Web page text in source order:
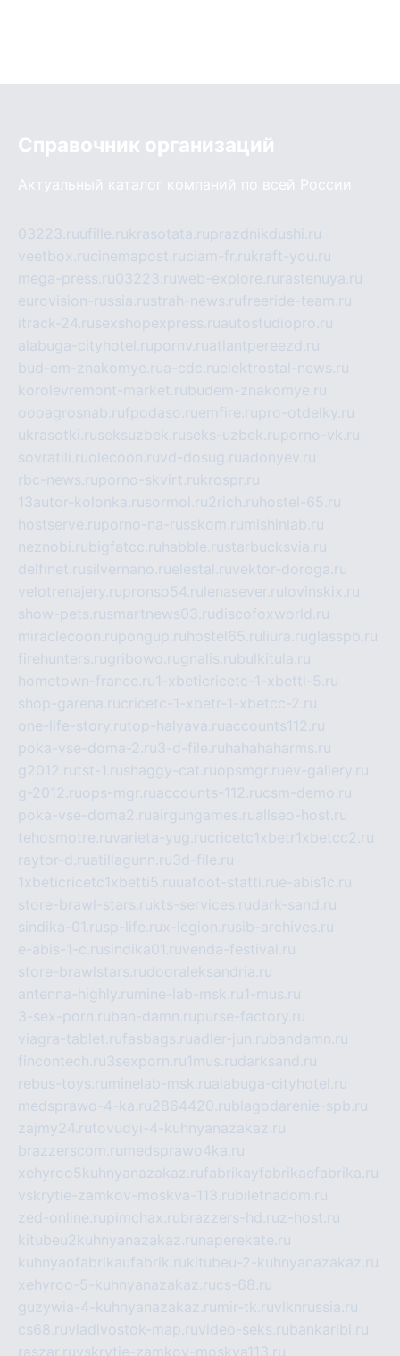
Справочник организаций
Актуальный каталог компаний по всей России
03223.ruufille.rukrasotata.ruprazdnikdushi.ru
veetbox.rucinemapost.ruciam-fr.rukraft-you.ru
mega-press.ru03223.ruweb-explore.ru rastenuya.ru
eurovision-russia.rustrah-news.rufreeride-team.ru
itrack-24.rusexshopexpress.ruautostudiopro.ru
alabuga-cityhotel.rupornv.ruatlantpereezd.ru
bud-em-znakomye.rua-cdc.ruelektrostal-news.ru
korolevremont-market.rubudem-znakomye.ru
oooagrosnab.rufpodaso.ruemfire.rupro-otdelky.ru
ukrasotki.ruseksuzbek.ruseks-uzbek.ruporno-vk.ru
sovratili.ruolecoon.ruvd-dosug.ruadonyev.ru
rbc-news.ruporno-skvirt.rukrospr.ru
13autor-kolonka.rusormol.ru2rich.ru hostel-65.ru
hostserve.ruporno-na-russkom.ru mishinlab.ru
neznobi.rubigfatcc.ru habble.rustarbucksvia.ru
delfinet.rusilvernano.ruelestal.ruvektor-doroga.ru
velotrenajery.rupronso54.ru lenasever.ru lovinskix.ru
show-pets.rusmartnews03.rudiscofoxworld.ru
miraclecoon.rupongup.ru hostel65.ru liura.ruglasspb.ru
firehunters.rugribowo.rugnalis.rubulkitula.ru
hometown-france.ru1-xbeticricetc-1-xbetti-5.ru
shop-garena.rucricetc-1-xbetr-1-xbetcc-2.ru
one-life-story.rutop-halyava.ruaccounts112.ru
poka-vse-doma-2.ru3-d-file.ru hahahaharms.ru
g2012.rutst-1.rushaggy-cat.ruopsmgr.ruev-gallery.ru
g-2012.ruops-mgr.ruaccounts-112.rucsm-demo.ru
poka-vse-doma2.ruairgungames.ruallseo-host.ru
tehosmotre.ruvarieta-yug.rucricetc1xbetr1xbetcc2.ru
raytor-d.ruatillagunn.ru3d-file.ru
1xbeticricetc1xbetti5.ruuafoot-statti.rue-abis1c.ru
store-brawl-stars.rukts-services.rudark-sand.ru
sindika-01.rusp-life.rux-legion.rusib-archives.ru
e-abis-1-c.rusindika01.ruvenda-festival.ru
store-brawlstars.rudooraleksandria.ru
antenna-highly.ru mine-lab-msk.ru1-mus.ru
3-sex-porn.ruban-damn.rupurse-factory.ru
viagra-tablet.rufasbags.ruadler-jun.rubandamn.ru
fincontech.ru3sexporn.ru1mus.rudarksand.ru
rebus-toys.ru minelab-msk.rualabuga-cityhotel.ru
medsprawo-4-ka.ru2864420.rublagodarenie-spb.ru
zajmy24.rutovudyi-4-kuhnyanazakaz.ru
brazzerscom.ru medsprawo4ka.ru
xehyroo5kuhnyanazakaz.rufabrikayfabrikaefabrika.ru
vskrytie-zamkov-moskva-113.rubiletnadom.ru
zed-online.rupimchax.rubrazzers-hd.ruz-host.ru
kitubeu2kuhnyanazakaz.ru naperekate.ru
kuhnyaofabrikaufabrik.rukitubeu-2-kuhnyanazakaz.ru
xehyroo-5-kuhnyanazakaz.rucs-68.ru
guzywia-4-kuhnyanazakaz.ru mir-tk.ruvlknrussia.ru
cs68.ruvladivostok-map.ruvideo-seks.rubankaribi.ru
raszar.ruvskrytie-zamkov-moskva113.ru